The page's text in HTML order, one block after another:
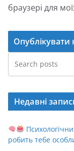
браузері для
Недавні
робить тебе